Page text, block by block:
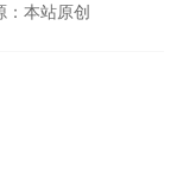
本站原创